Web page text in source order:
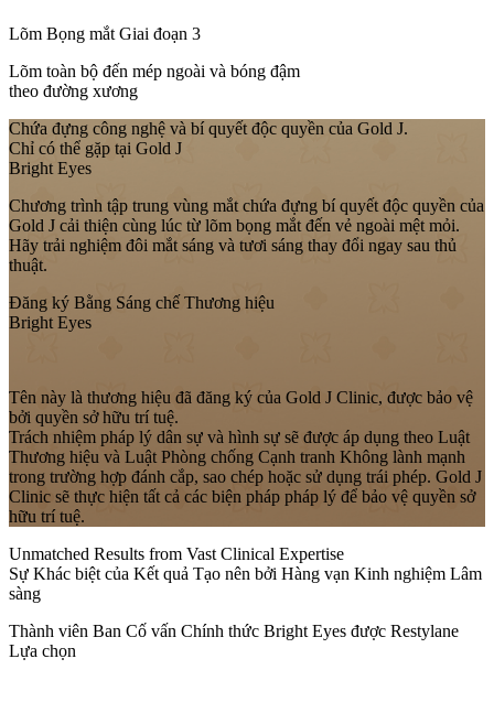
Lõm Bọng mắt Giai đoạn 3
Lõm toàn bộ đến mép ngoài và bóng đậm
theo đường xương
Chứa đựng công nghệ và bí quyết độc quyền của Gold J.
Chỉ có thể gặp tại Gold J
Bright Eyes
Chương trình tập trung vùng mắt chứa đựng bí quyết độc quyền của
Gold J cải thiện cùng lúc từ lõm bọng mắt đến vẻ ngoài mệt mỏi.
Hãy trải nghiệm đôi mắt sáng và tươi sáng thay đổi ngay sau thủ
thuật.
Đăng ký Bằng Sáng chế Thương hiệu
Bright Eyes
Tên này là thương hiệu đã đăng ký của Gold J Clinic, được bảo vệ
bởi quyền sở hữu trí tuệ.
Trách nhiệm pháp lý dân sự và hình sự sẽ được áp dụng theo Luật
Thương hiệu và Luật Phòng chống Cạnh tranh Không lành mạnh
trong trường hợp đánh cắp, sao chép hoặc sử dụng trái phép. Gold J
Clinic sẽ thực hiện tất cả các biện pháp pháp lý để bảo vệ quyền sở
hữu trí tuệ.
Unmatched Results from Vast Clinical Expertise
Sự Khác biệt của Kết quả Tạo nên bởi Hàng vạn Kinh nghiệm Lâm
sàng
Thành viên Ban Cố vấn Chính thức Bright Eyes được Restylane
Lựa chọn